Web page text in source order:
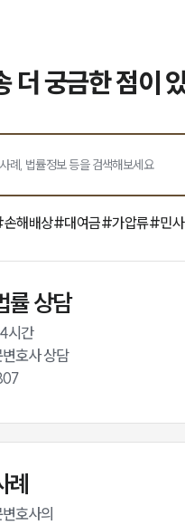
더 궁금한 점이
손해배상#대여금#가압류#민사
률 상담
시간
호사 상담
례
호사의